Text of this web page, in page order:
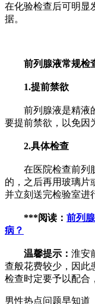
在化验检查后可明显
据。
前列腺液常规检
1.提前禁欲
前列腺液是精液的
要提前禁欲，以免因
2.具体检查
在医院检查前列腺
的，之后再用玻璃片
并立刻送完检验室进
***阅读： 前列
病？
温馨提示： 淮安
查般花费较少，因此
检查时定要予以配合
男性热点问题早知道